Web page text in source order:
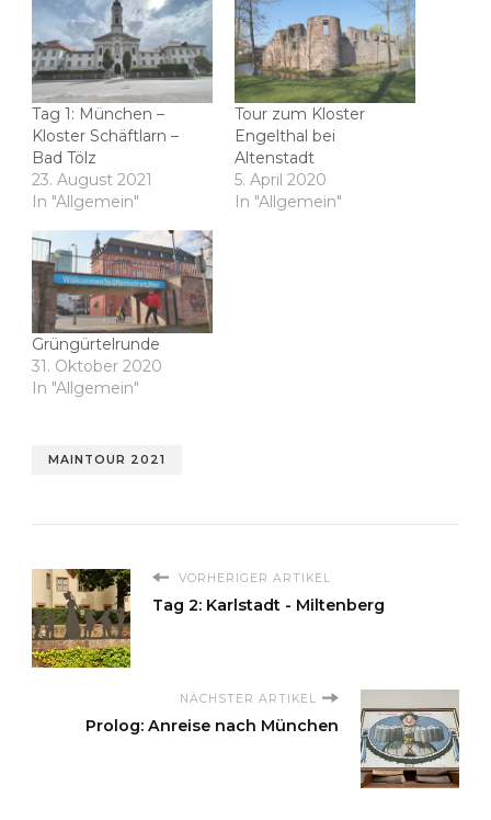
Tag 1: München –
Kloster Schäftlarn –
Bad Tölz
23. August 2021
In "Allgemein"
Tour zum Kloster
Engelthal bei
Altenstadt
5. April 2020
In "Allgemein"
Grüngürtelrunde
31. Oktober 2020
In "Allgemein"
MAINTOUR 2021
VORHERIGER ARTIKEL
Tag 2: Karlstadt - Miltenberg
NÄCHSTER ARTIKEL
Prolog: Anreise nach München